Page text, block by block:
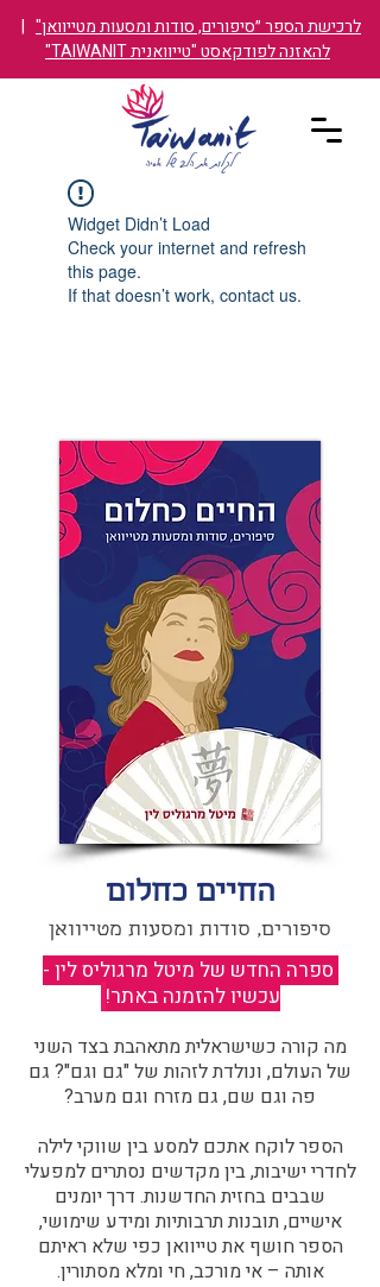
לרכישת הספר ״סיפורים, סודות ומסעות מטייוואן" |
להאזנה לפודקאסט "טייוואנית TAIWANIT"
Widget Didn’t Load
Check your internet and refresh
this page.
If that doesn’t work, contact us.
החיים כחלום
סיפורים, סודות ומסעות מטייוואן
ספרה החדש של מיטל מרגוליס לין -
עכשיו להזמנה באתר!
מה קורה כשישראלית מתאהבת בצד השני
של העולם, ונולדת לזהות של "גם וגם"? גם
פה וגם שם, גם מזרח וגם מערב?​​
הספר לוקח אתכם למסע בין שווקי לילה
לחדרי ישיבות, בין מקדשים נסתרים למפעלי
שבבים בחזית החדשנות. דרך יומנים
אישיים, תובנות תרבותיות ומידע שימושי,
הספר חושף את טייוואן כפי שלא ראיתם
אותה – אי מורכב, חי ומלא מסתורין.